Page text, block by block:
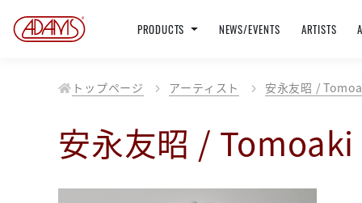
PRODUCTS NEWS/EVENTS ARTISTS
トップページ アーティスト 安永友昭 /
安永友昭 /